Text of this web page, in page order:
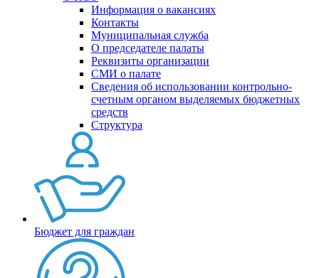
Информация о вакансиях
Контакты
Муниципальная служба
О председателе палаты
Реквизиты организации
СМИ о палате
Сведения об использовании контрольно-
счетным органом выделяемых бюджетных
средств
Структура
Бюджет для граждан